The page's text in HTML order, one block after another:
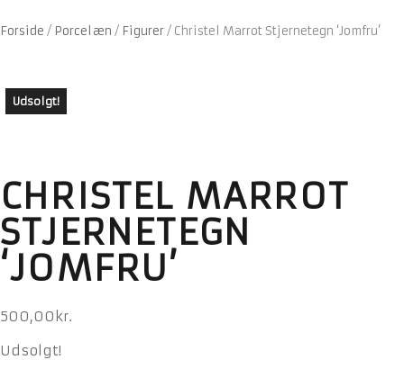
Forside / Porcelæn / Figurer/ Christel Marrot Stjernetegn ‘Jomfru’
Udsolgt!
CHRISTEL MARROT
STJERNETEGN
‘JOMFRU’
500,00 kr.
Udsolgt!